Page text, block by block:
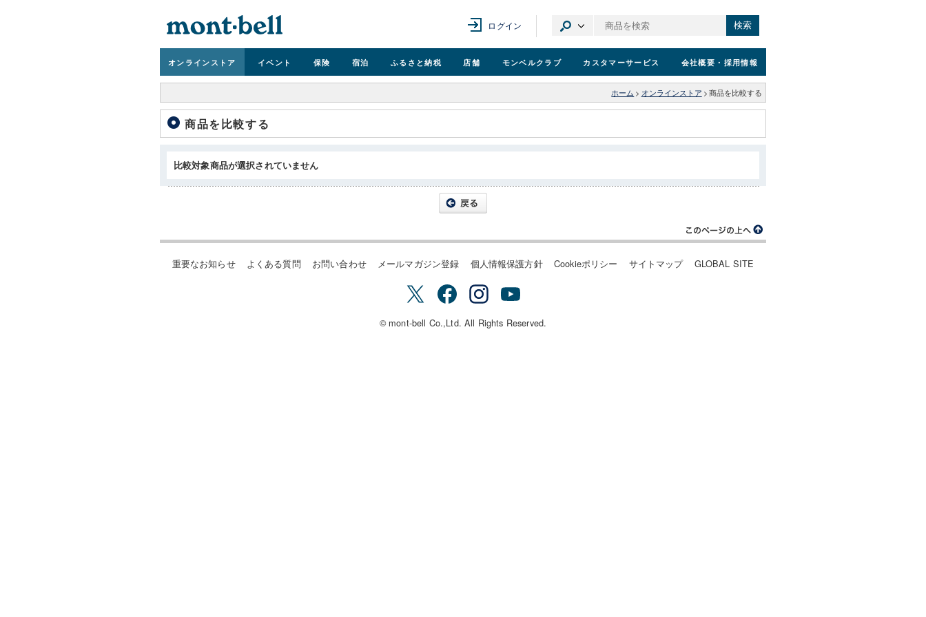
ログイン 検索
オンラインストア イベント 保険 宿泊 ふるさと納税 店舗 モンベルクラブ カスタマーサービス 会社概要 ・採用情報
ホーム > オンラインストア > 商品を比較する
商品を比較する
比較対象商品が選択されていません
重要なお知らせ よくある質問 お問い合わせ メールマガジン登録 個人情報保護方針 Cookieポリシー サイトマップ GLOBAL SITE
© mont-bell Co.,Ltd. All Rights Reserved.